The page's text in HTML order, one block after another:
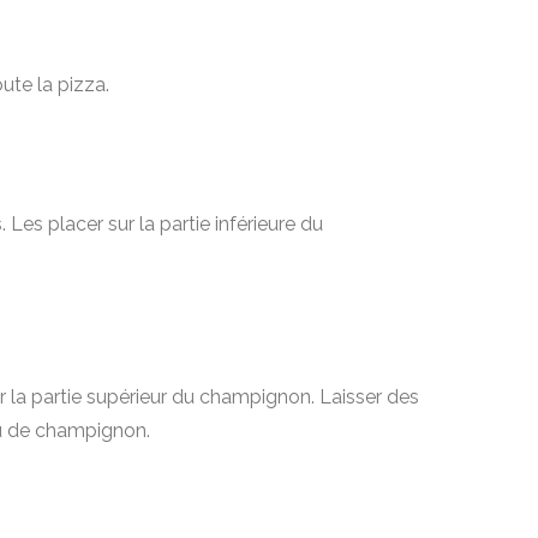
la pizza.
placer sur la partie inférieure du
partie supérieur du champignon. Laisser des
de champignon.